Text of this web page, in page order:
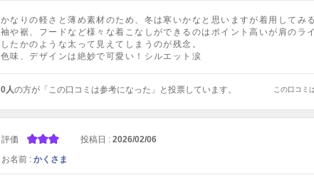
かなりの軽さと薄め素材のため、冬は寒いかなと思いますが着用してみ
袖や裾、フードなど様々な着こなしができるのはポイント高いが肩の
したかのような太って見えてしまうのが残念。
色味、デザインは絶妙で可愛い！シルエット涙
この口コミ
0人の方が「この口コミは参考になった」と投票しています。
評価 投稿日 : 2026/02/06
お名前 : かくさま